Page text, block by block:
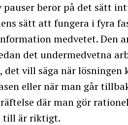
pauser beror på det sätt
sätt att fungera i fyra
medvetet. Den
det undermedvetna
vill säga när lösningen
eller när man går
där man gör
till är riktigt.